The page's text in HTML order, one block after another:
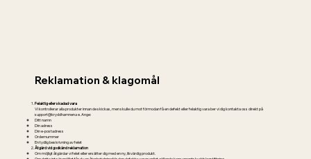
Reklamation & klagomål
Felaktig eller skadad vara
Vi kontrollerar alla produkter innan de skickas, men skulle du mot förmodan få en defekt eller felaktig vara ber vi dig kontakta oss direkt på
support@kryddhamnen.se. Ange:
Ditt namn
Din adress
Din e-postadress
Ordernummer
En tydlig beskrivning av felet
Åtgärd vid godkänd reklamation
Om möjligt åtgärdar vi felet eller ersätter dig med en ny, likvärdig produkt.